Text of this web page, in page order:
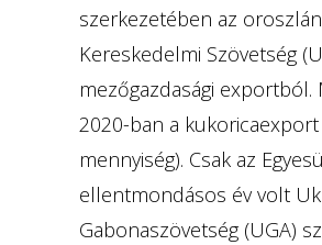
szerkezetében az
Kereskedelmi Szövetség
mezőgazdasági exportból.
2020-ban a
mennyiség). Csak az
ellentmondásos év volt
Gabonaszövetség (UGA)